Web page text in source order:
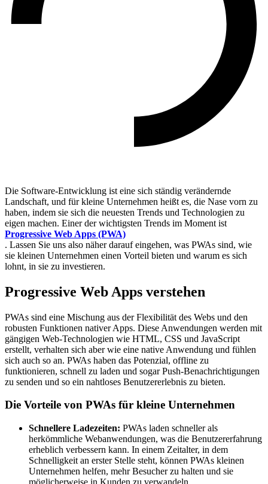
Die Software-Entwicklung ist eine sich ständig verändernde
Landschaft, und für kleine Unternehmen heißt es, die Nase vorn zu
haben, indem sie sich die neuesten Trends und Technologien zu
eigen machen. Einer der wichtigsten Trends im Moment ist
Progressive Web Apps (PWA)
. Lassen Sie uns also näher darauf eingehen, was PWAs sind, wie
sie kleinen Unternehmen einen Vorteil bieten und warum es sich
lohnt, in sie zu investieren.
Progressive Web Apps verstehen
PWAs sind eine Mischung aus der Flexibilität des Webs und den
robusten Funktionen nativer Apps. Diese Anwendungen werden mit
gängigen Web-Technologien wie HTML, CSS und JavaScript
erstellt, verhalten sich aber wie eine native Anwendung und fühlen
sich auch so an. PWAs haben das Potenzial, offline zu
funktionieren, schnell zu laden und sogar Push-Benachrichtigungen
zu senden und so ein nahtloses Benutzererlebnis zu bieten.
Die Vorteile von PWAs für kleine Unternehmen
Schnellere Ladezeiten: PWAs laden schneller als
herkömmliche Webanwendungen, was die Benutzererfahrung
erheblich verbessern kann. In einem Zeitalter, in dem
Schnelligkeit an erster Stelle steht, können PWAs kleinen
Unternehmen helfen, mehr Besucher zu halten und sie